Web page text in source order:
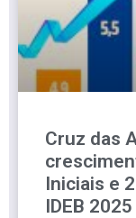
Cruz das
Iniciais e
IDEB 2025